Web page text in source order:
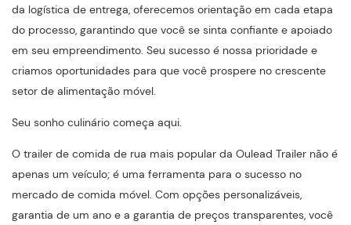
da logística de entrega, oferecemos orientação em cada etapa
do processo, garantindo que você se sinta confiante e apoiado
em seu empreendimento. Seu sucesso é nossa prioridade e
criamos oportunidades para que você prospere no crescente
setor de alimentação móvel.
Seu sonho culinário começa aqui.
O trailer de comida de rua mais popular da Oulead Trailer não é
apenas um veículo; é uma ferramenta para o sucesso no
mercado de comida móvel. Com opções personalizáveis,
garantia de um ano e a garantia de preços transparentes, você